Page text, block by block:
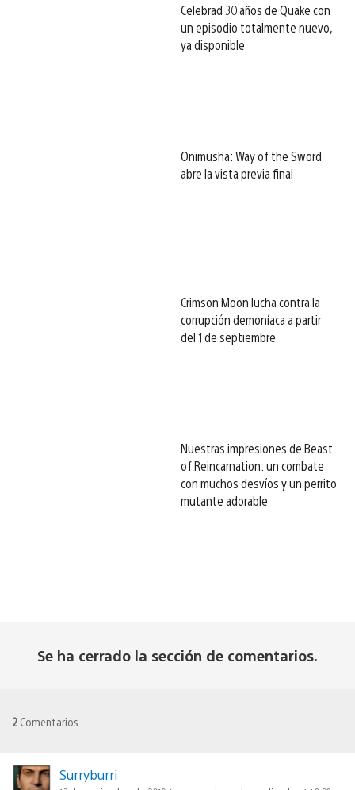
Celebrad 30 años de Quake con
un episodio totalmente nuevo,
ya disponible
Onimusha: Way of the Sword
abre la vista previa final
Crimson Moon lucha contra la
corrupción demoníaca a partir
del 1 de septiembre
Nuestras impresiones de Beast
of Reincarnation: un combate
con muchos desvíos y un perrito
mutante adorable
Se ha cerrado la sección de comentarios.
2 Comentarios
Surryburri